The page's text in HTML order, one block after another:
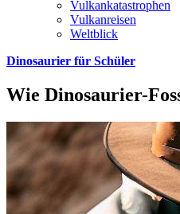
Vulkankatastrophen
Vulkanreisen
Weltblick
Dinosaurier für Schüler
Wie Dinosaurier-